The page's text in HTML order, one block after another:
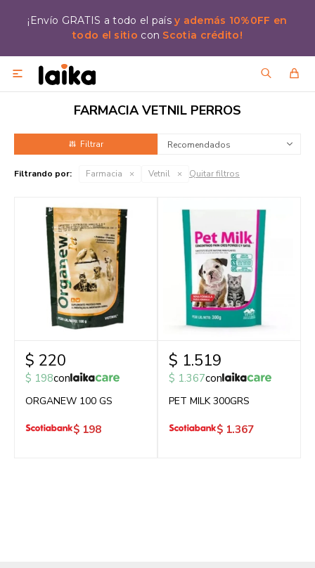
¡Envío GRATIS a todo el paísy además 10%0FF en
todo el sitio con Scotia crédito!

FARMACIA VETNIL PERROS
Recomendados
Filtrando por: Farmacia Vetnil Quitar filtros
$ 220
$ 198con
ORGANEW 100 GS
$ 198
$ 1.519
$ 1.367con
PET MILK 300GRS
$ 1.367